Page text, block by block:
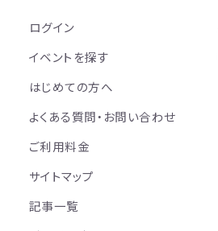
ログイン
イベントを探す
はじめての方へ
よくある質問・お問い合わせ
ご利用料金
サイトマップ
記事一覧